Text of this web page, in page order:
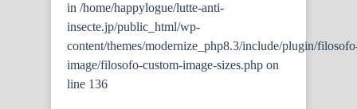
in /home/happylogue/lutte-anti-
insecte.jp/public_html/wp-
content/themes/modernize_php8.3/include/plugin/
image/filosofo-custom-image-sizes.php on
line 136